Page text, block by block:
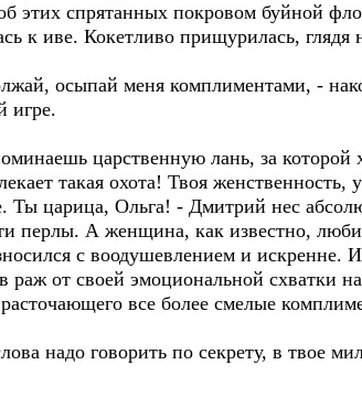
этих спрятанных покровом буйной
к иве. Кокетливо прищурилась,
осыпай меня комплиментами, -
игре.
царственную лань, за которой
такая охота! Твоя женственность,
Ты царица, Ольга! - Дмитрий нес
перлы. А женщина, как известно,
с воодушевлением и искренне.
раж от своей эмоциональной схватки
все более смелые
надо говорить по секрету, в твое